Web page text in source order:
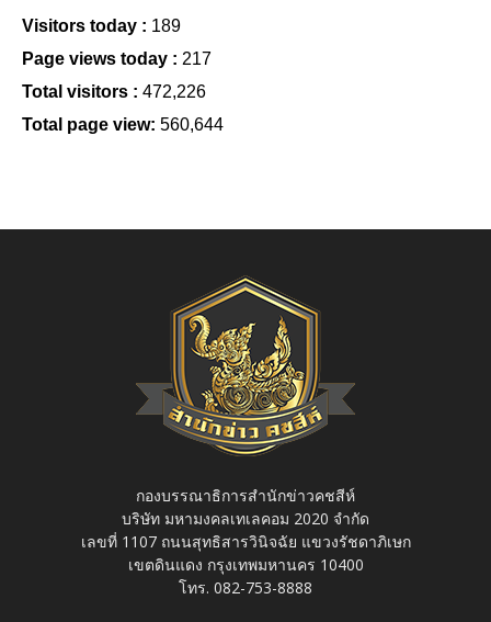
Visitors today : 189
Page views today : 217
Total visitors : 472,226
Total page view: 560,644
กองบรรณาธิการสำนักข่าวคชสีห์
บริษัท มหามงคลเทเลคอม 2020 จำกัด
เลขที่ 1107 ถนนสุทธิสารวินิจฉัย แขวงรัชดาภิเษก
เขตดินแดง กรุงเทพมหานคร 10400
โทร. 082-753-8888